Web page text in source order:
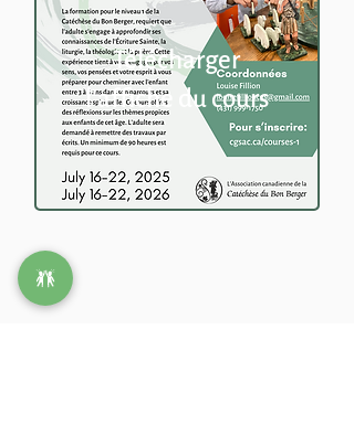
Télécharger
l'affiche du cours